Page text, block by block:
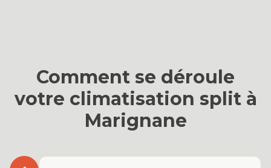
Comment se déroule
votre climatisation splità
Marignane